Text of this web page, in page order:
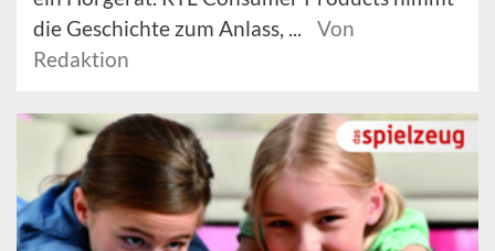
die Geschichte zum Anlass, ...
Von
Redaktion